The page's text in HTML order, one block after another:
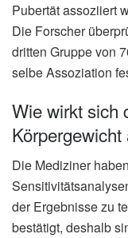
Pubertät assoziiert
Die Forscher
dritten Gruppe von
selbe Assoziation
Wie wirkt sich
Körpergewicht
Die Mediziner
der Ergebnisse zu
bestätigt, deshalb